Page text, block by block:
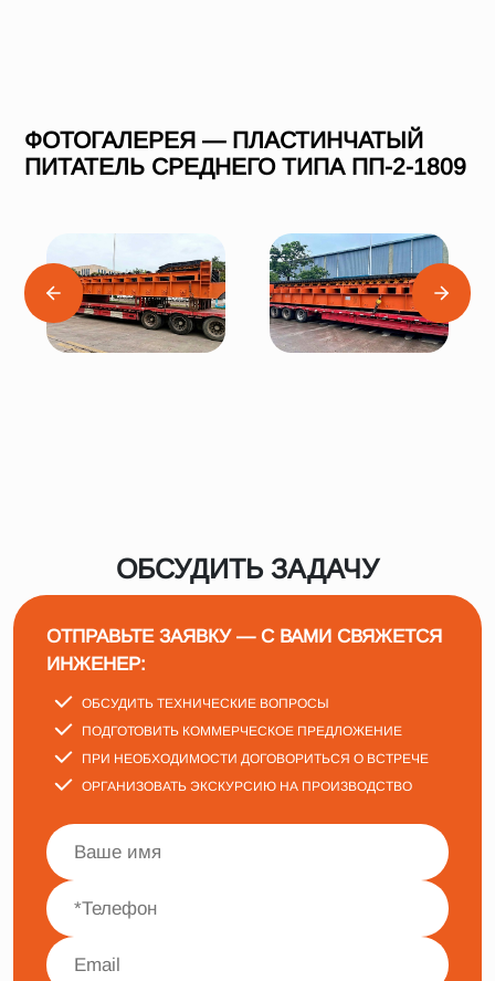
ФОТОГАЛЕРЕЯ — ПЛАСТИНЧАТЫЙ
ПИТАТЕЛЬ СРЕДНЕГО ТИПА ПП-2-1809
ОБСУДИТЬ ЗАДАЧУ
ОТПРАВЬТЕ ЗАЯВКУ — С ВАМИ СВЯЖЕТСЯ
ИНЖЕНЕР:
ОБСУДИТЬ ТЕХНИЧЕСКИЕ ВОПРОСЫ
ПОДГОТОВИТЬ КОММЕРЧЕСКОЕ ПРЕДЛОЖЕНИЕ
ПРИ НЕОБХОДИМОСТИ ДОГОВОРИТЬСЯ О ВСТРЕЧЕ
ОРГАНИЗОВАТЬ ЭКСКУРСИЮ НА ПРОИЗВОДСТВО